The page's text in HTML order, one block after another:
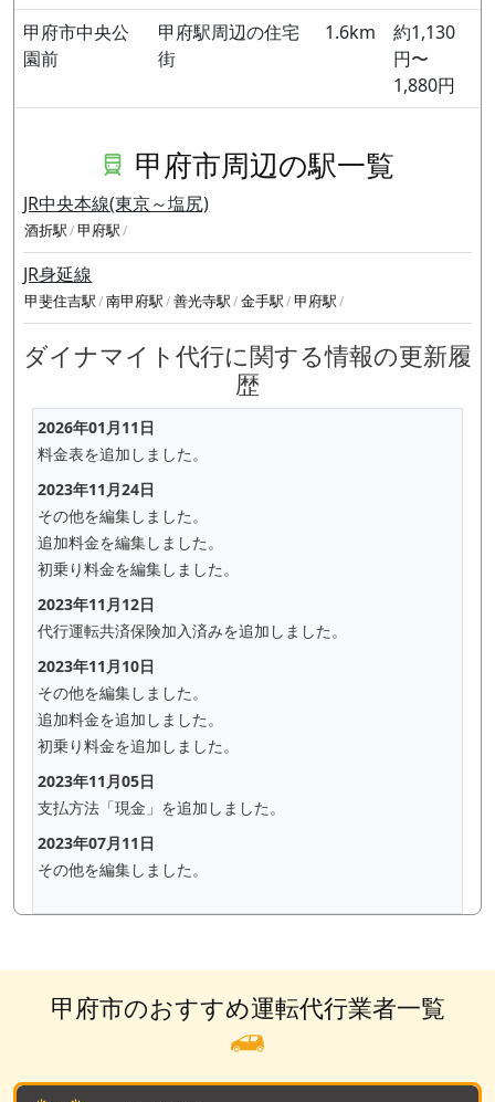
甲府市中央公
園前
甲府駅周辺の住宅
街
1.6km
約1,130
円〜
1,880円
甲府市周辺の駅一覧
JR中央本線(東京～塩尻)
酒折駅 甲府駅
JR身延線
甲斐住吉駅 南甲府駅 善光寺駅 金手駅 甲府駅
ダイナマイト代行に関する情報の更新履
歴
2026年01月11日
料金表を追加しました。
2023年11月24日
その他を編集しました。
追加料金を編集しました。
初乗り料金を編集しました。
2023年11月12日
代行運転共済保険加入済みを追加しました。
2023年11月10日
その他を編集しました。
追加料金を追加しました。
初乗り料金を追加しました。
2023年11月05日
支払方法「現金」を追加しました。
2023年07月11日
その他を編集しました。
甲府市のおすすめ運転代行業者一覧